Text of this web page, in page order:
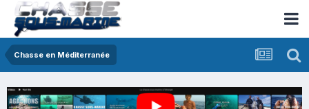
Chasse en Méditerranée